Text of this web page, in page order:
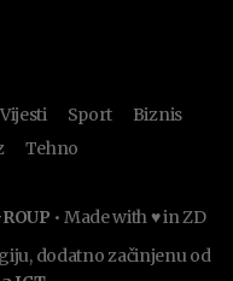
Vijesti Sport
Biznis
Tehno
• Made with ♥ in ZD
dodatno začinjenu od